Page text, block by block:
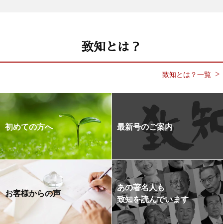
致知とは？
致知とは？一覧
初めての方へ 最新号のご案内
お客様からの声
あの著名人も
致知を読んでいます